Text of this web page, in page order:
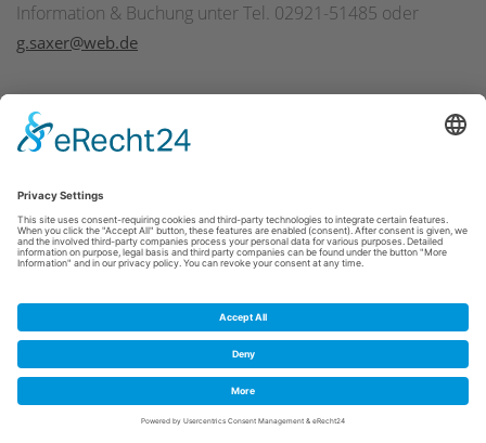
Information & Buchung unter Tel. 02921-51485 oder
g.saxer@web.de
Cookie-Einstellungen